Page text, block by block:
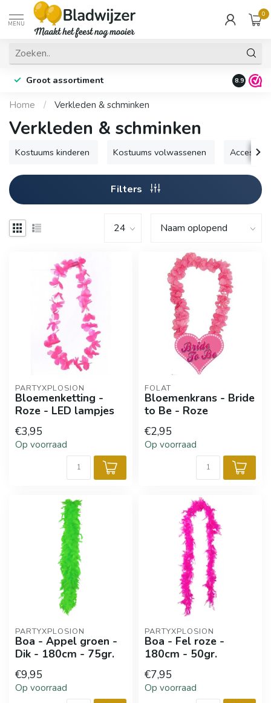
MENU
0
Groot assortiment Fysieke
8.9
Home / Verkleden & schminken
Verkleden & schminken
Kostuums kinderen Kostuums volwassenen
Filters
PARTYXPLOSION
Bloemenketting -
Roze - LED lampjes
€3,95
Op voorraad
FOLAT
Bloemenkrans - Bride
to Be - Roze
€2,95
Op voorraad
PARTYXPLOSION
Boa - Appel groen -
Dik - 180cm - 75gr.
€9,95
Op voorraad
PARTYXPLOSION
Boa - Fel roze -
180cm - 50gr.
€7,95
Op voorraad